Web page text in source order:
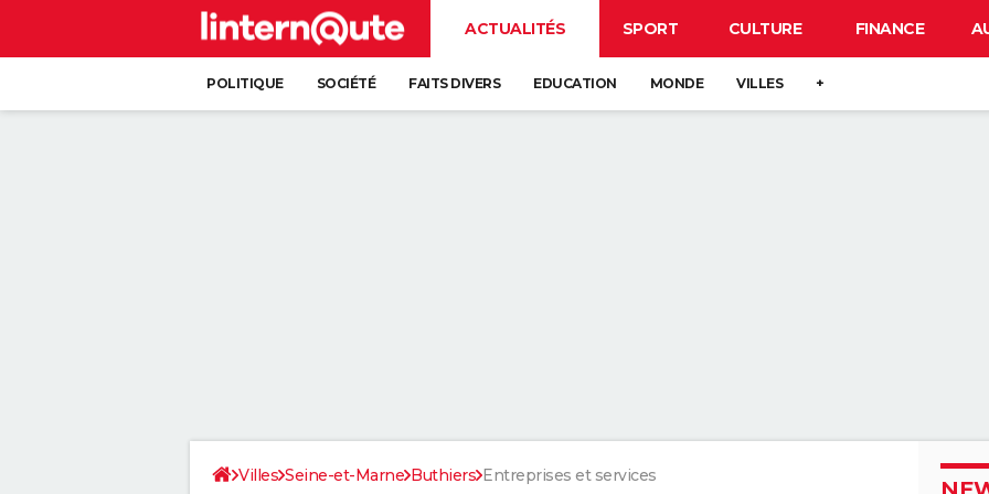
ACTUALITÉS SPORT CULTURE FINANCE
POLITIQUE SOCIÉTÉ FAITS DIVERS EDUCATION MONDE VILLES +
Villes Seine-et-Marne Buthiers Entreprises et services